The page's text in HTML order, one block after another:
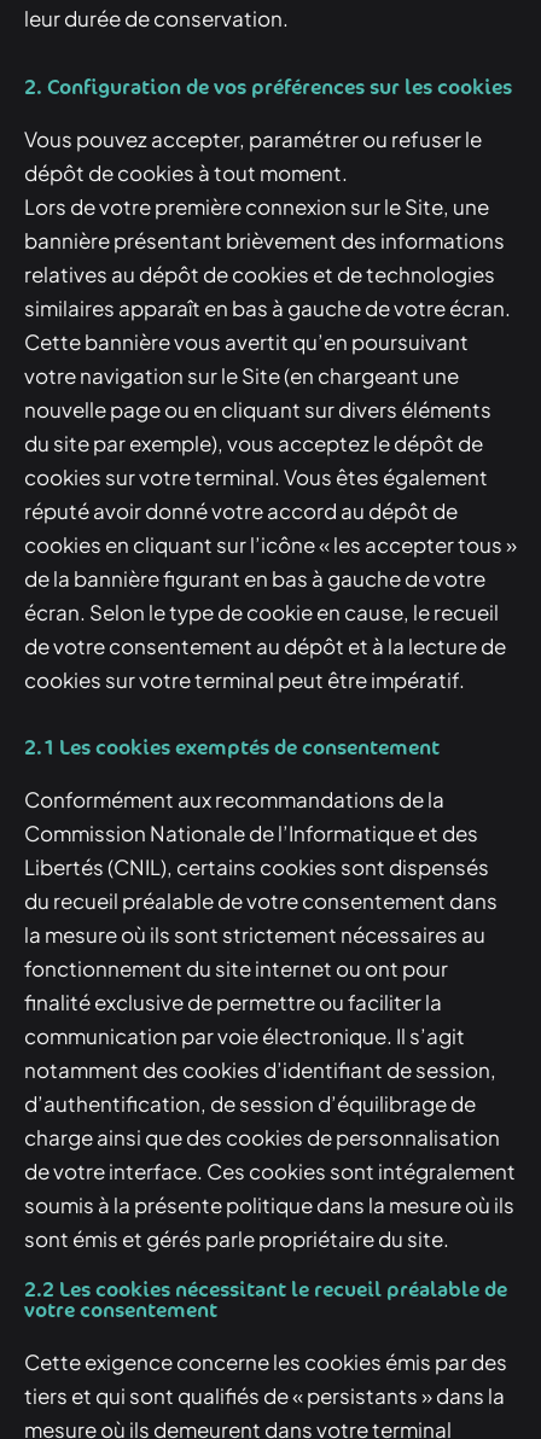
leur durée de conservation.
2. Configuration de vos préférences sur les cookies
Vous pouvez accepter, paramétrer ou refuser le
dépôt de cookies à tout moment.
Lors de votre première connexion sur le Site, une
bannière présentant brièvement des informations
relatives au dépôt de cookies et de technologies
similaires apparaît en bas à gauche de votre écran.
Cette bannière vous avertit qu’en poursuivant
votre navigation sur le Site (en chargeant une
nouvelle page ou en cliquant sur divers éléments
du site par exemple), vous acceptez le dépôt de
cookies sur votre terminal. Vous êtes également
réputé avoir donné votre accord au dépôt de
cookies en cliquant sur l’icône « les accepter tous »
de la bannière figurant en bas à gauche de votre
écran. Selon le type de cookie en cause, le recueil
de votre consentement au dépôt et à la lecture de
cookies sur votre terminal peut être impératif.
2.1 Les cookies exemptés de consentement
Conformément aux recommandations de la
Commission Nationale de l’Informatique et des
Libertés (CNIL), certains cookies sont dispensés
du recueil préalable de votre consentement dans
la mesure où ils sont strictement nécessaires au
fonctionnement du site internet ou ont pour
finalité exclusive de permettre ou faciliter la
communication par voie électronique. Il s’agit
notamment des cookies d’identifiant de session,
d’authentification, de session d’équilibrage de
charge ainsi que des cookies de personnalisation
de votre interface. Ces cookies sont intégralement
soumis à la présente politique dans la mesure où ils
sont émis et gérés parle propriétaire du site.
2.2 Les cookies nécessitant le recueil préalable de
votre consentement
Cette exigence concerne les cookies émis par des
tiers et qui sont qualifiés de « persistants » dans la
mesure où ils demeurent dans votre terminal